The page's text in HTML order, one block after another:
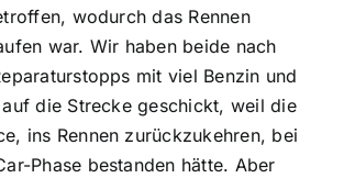
wodurch das Rennen
war. Wir haben beide nach
mit viel Benzin und
auf die Strecke geschickt, weil die
ins Rennen zurückzukehren, bei
Phase bestanden hätte. Aber